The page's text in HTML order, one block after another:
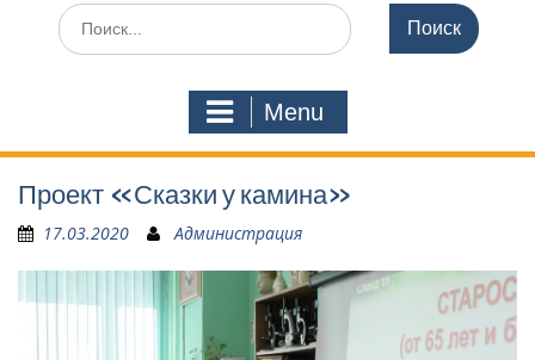
Search
for:
Menu
Проект «Сказки у камина»
17.03.2020 Администрация